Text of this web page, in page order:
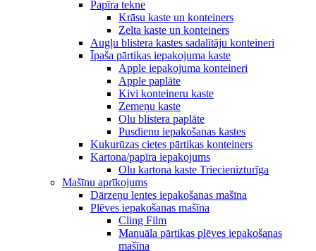
Papīra tekne
Krāsu kaste un konteiners
Zelta kaste un konteiners
Augļu blistera kastes sadalītāju konteineri
Īpaša pārtikas iepakojuma kaste
Apple iepakojuma konteineri
Apple paplāte
Kivi konteineru kaste
Zemeņu kaste
Olu blistera paplāte
Pusdienu iepakošanas kastes
Kukurūzas cietes pārtikas konteiners
Kartona/papīra iepakojums
Olu kartona kaste Triecienizturīga
Mašīnu aprīkojums
Dārzeņu lentes iepakošanas mašīna
Plēves iepakošanas mašīna
Cling Film
Manuāla pārtikas plēves iepakošanas
mašīna